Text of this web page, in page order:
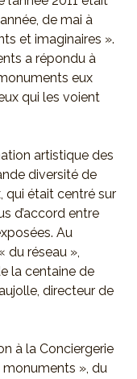
de mai à
et imaginaires ».
a répondu à
eux
qui les voient
artistique des
diversité de
qui était centré sur
d’accord entre
Au
du réseau »,
la centaine de
directeur de
à la Conciergerie
monuments », du